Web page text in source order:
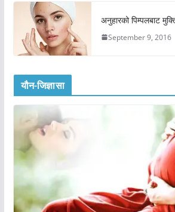
अनुहारको पिम्पलबाट
September 9, 2016
यौन-जिज्ञासा